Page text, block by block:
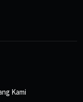
Kami